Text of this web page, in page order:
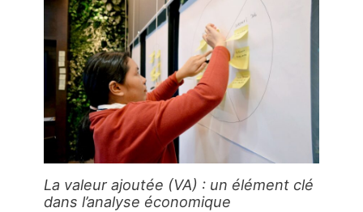
La valeur ajoutée (VA) : un élément clé
dans l’analyse économique